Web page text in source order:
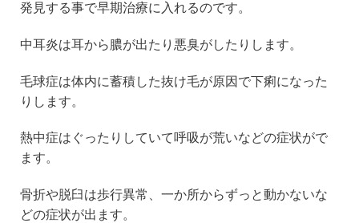
発見する事で早期治療に入れるのです。
中耳炎は耳から膿が出たり悪臭がしたりします。
毛球症は体内に蓄積した抜け毛が原因で下痢になった
りします。
熱中症はぐったりしていて呼吸が荒いなどの症状がで
ます。
骨折や脱臼は歩行異常、一か所からずっと動かないな
どの症状が出ます。